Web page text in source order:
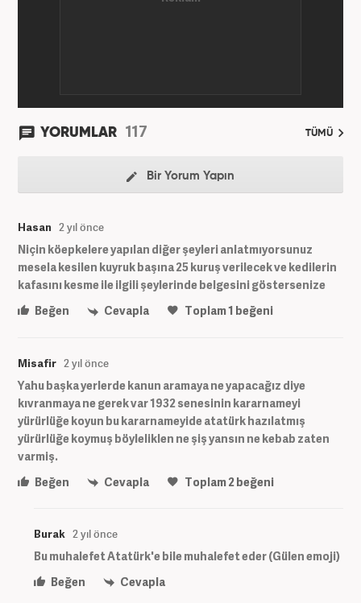
YORUMLAR 117 TÜMÜ
Bir Yorum Yapın
Hasan 2 yıl önce
Niçin köepkelere yapılan diğer şeyleri anlatmıyorsunuz
mesela kesilen kuyruk başına 25 kuruş verilecek ve kedilerin
kafasını kesme ile ilgili şeylerinde belgesini göstersenize
Beğen
Cevapla Toplam1 beğeni
Misafir 2 yıl önce
Yahu başka yerlerde kanun aramaya ne yapacağız diye
kıvranmaya ne gerek var 1932 senesinin kararnameyi
yürürlüğe koyun bu kararnameyide atatürk hazılatmış
yürürlüğe koymuş böyleliklen ne şiş yansın ne kebab zaten
varmiş.
Beğen
Cevapla Toplam2 beğeni
Burak 2 yıl önce
Bu muhalefet Atatürk'e bile muhalefet eder (Gülen emoji)
Beğen
Cevapla